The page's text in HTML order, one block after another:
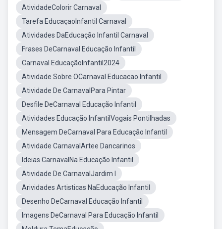
AtividadeColorir Carnaval
Tarefa EducaçaoInfantil Carnaval
Atividades DaEducação Infantil Carnaval
Frases DeCarnaval Educação Infantil
Carnaval EducaçãoInfantil2024
Atividade Sobre OCarnaval Educacao Infantil
Atividade De CarnavalPara Pintar
Desfile DeCarnaval Educação Infantil
Atividades Educação InfantilVogais Pontilhadas
Mensagem DeCarnaval Para Educação Infantil
Atividade CarnavalArtee Dancarinos
Ideias CarnavalNa Educação Infantil
Atividade De CarnavalJardim I
Arividades Artisticas NaEducação Infantil
Desenho DeCarnaval Educação Infantil
Imagens DeCarnaval Para Educação Infantil